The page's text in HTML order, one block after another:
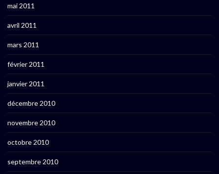
mai 2011
avril 2011
mars 2011
février 2011
janvier 2011
décembre 2010
novembre 2010
octobre 2010
septembre 2010